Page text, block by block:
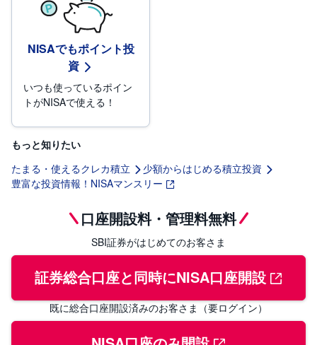
NISAでもポイント投
資
いつも使っているポイン
トがNISAで使える！
もっと知りたい
たまる・使えるクレカ積立
少額からはじめる積立投資
豊富な投資情報！NISAマンスリー
口座開設料・管理料無料
SBI証券がはじめてのお客さま
証券総合口座と同時にNISA口座開設
既に総合口座開設済みのお客さま（要ログイン）